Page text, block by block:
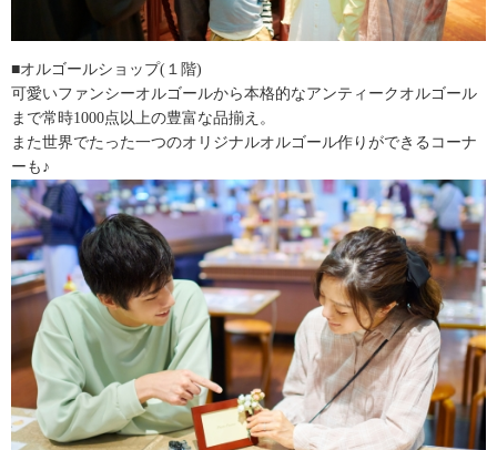
■オルゴールショップ(１階)
可愛いファンシーオルゴールから本格的なアンティークオルゴール
まで常時1000点以上の豊富な品揃え。
また世界でたった一つのオリジナルオルゴール作りができるコーナ
ーも♪